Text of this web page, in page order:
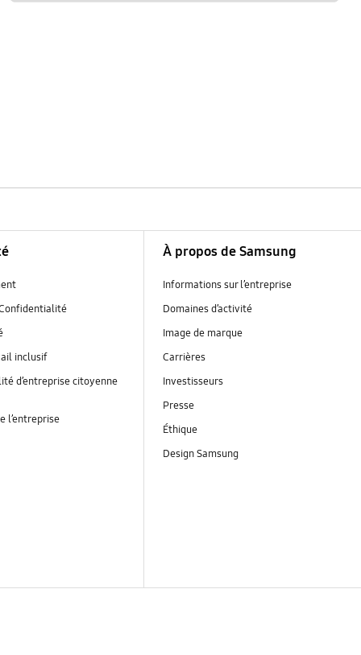
inclusif
d’entreprise citoyenne
l’entreprise
À propos de Samsung
Informations sur l’entreprise
Domaines d’activité
Image de marque
Carrières
Investisseurs
Presse
Éthique
Design Samsung